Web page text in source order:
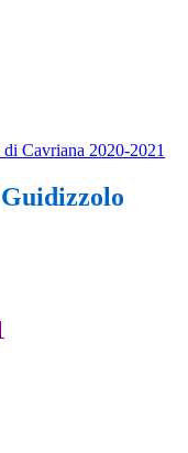
Cavriana 2020-2021